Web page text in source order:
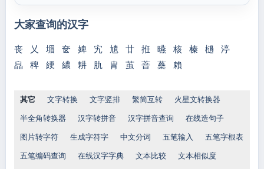
大家查询的汉字
丧 乂 堳 奁 婢 宄 尵 廿 拰 曣 核 榛 檛
渟
皛
稗 綆 繷 耕 肍 胄 茧 萻 蘽 賴
其它 文字转换 文字竖排 繁简互转 火星文转换器
半全角转换器 汉字转拼音 汉字拼音查询 在线造句子
图片转字符 生成字符字 中文分词 五笔输入 五笔字根表
五笔编码查询 在线汉字字典 文本比较 文本相似度